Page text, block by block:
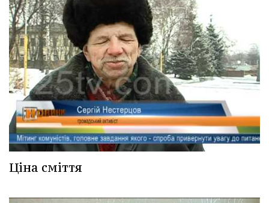
Ціна сміття